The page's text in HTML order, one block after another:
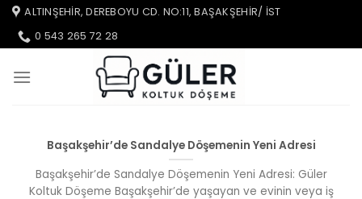
İçeriğe
atla
ALTINŞEHIR, DEREBOYU CD. NO:11, BAŞAKŞEHIR/ IST
0 543 265 72 28
Başakşehir’de Sandalye Döşemenin Yeni Adresi
Başakşehir’de Sandalye Döşemenin Yeni Adresi: Güler
Koltuk Döşeme Başakşehir’de yaşayan ve evinin veya iş